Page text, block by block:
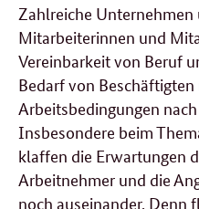
Zahlreiche
Mitarbeiterinnen und
Vereinbarkeit von Beruf
Bedarf von
Arbeitsbedingungen
Insbesondere beim
klaffen die Erwartungen
Arbeitnehmer und die
noch auseinander. Denn